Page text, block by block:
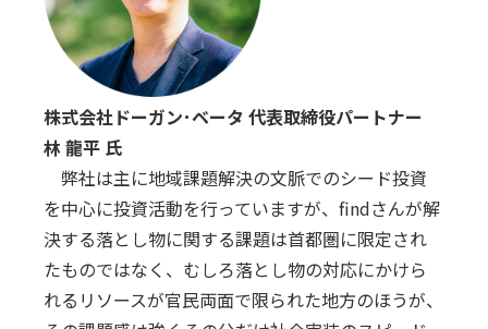
株式会社ドーガン･ベータ 代表取締役パートナー
林 ⿓平 ⽒
弊社は主に地域課題解決の⽂脈でのシード投資
を中⼼に投資活動を⾏っていますが、findさんが解
決する落とし物に関する課題は⾸都圏に限定され
たものではなく、むしろ落とし物の対応にかけら
れるリソースが官⺠両⾯で限られた地⽅のほうが、